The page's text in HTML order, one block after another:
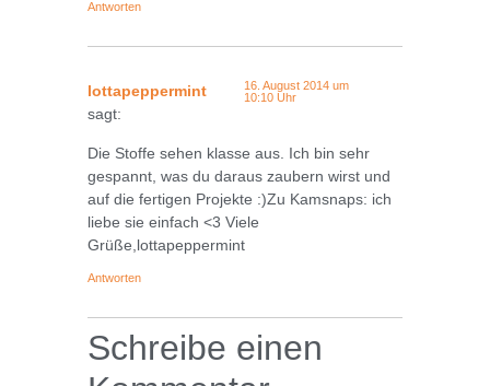
Antworten
lottapeppermint
sagt:
16. August 2014 um
10:10 Uhr
Die Stoffe sehen klasse aus. Ich bin sehr
gespannt, was du daraus zaubern wirst und
auf die fertigen Projekte :)Zu Kamsnaps: ich
liebe sie einfach <3 Viele
Grüße,lottapeppermint
Antworten
Schreibe einen